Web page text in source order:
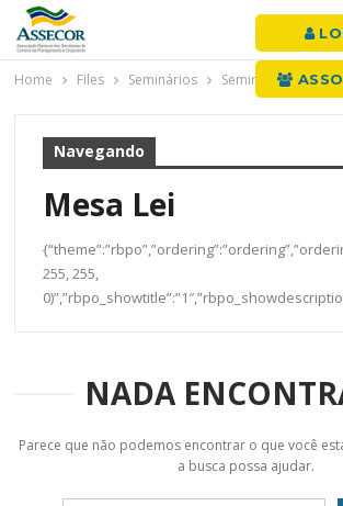
Home Files Seminários Seminário 2016
Navegando
Mesa Lei
255, 255,
NADA
Parece que não podemos encontrar o que você
a busca possa ajudar.